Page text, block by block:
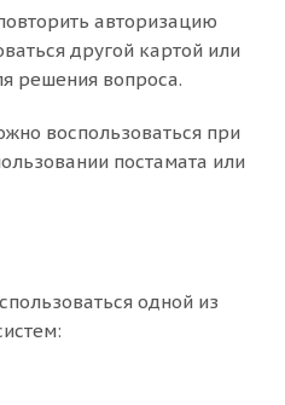
авторизацию
другой картой или
решения вопроса.
воспользоваться при
постамата или
одной из